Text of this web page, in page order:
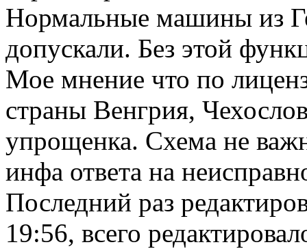
Нормальные машины из
допускали. Без этой
Мое мнение что по
страны Венгрия,
упрощенка. Схема не
инфа ответа на
Последний раз
19:56, всего